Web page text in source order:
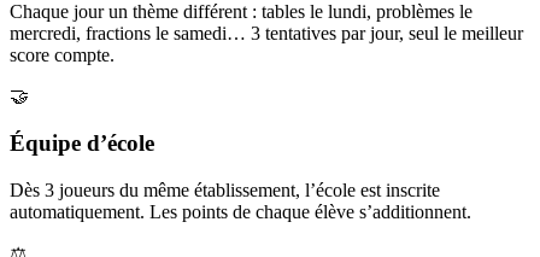
Chaque jour un thème différent : tables le lundi, problèmes le
mercredi, fractions le samedi… 3 tentatives par jour, seul le meilleur
score compte.
🤝
Équipe d’école
Dès 3 joueurs du même établissement, l’école est inscrite
automatiquement. Les points de chaque élève s’additionnent.